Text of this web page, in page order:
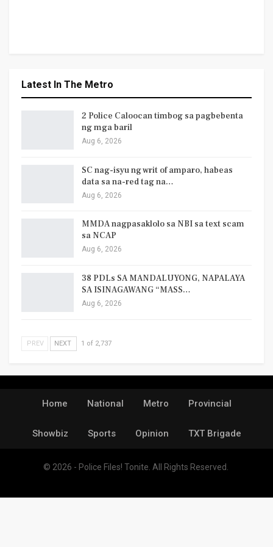
Latest In The Metro
2 Police Caloocan timbog sa pagbebenta
ng mga baril
Aug 6, 2026
SC nag-isyu ng writ of amparo, habeas
data sa na-red tag na…
Aug 6, 2026
MMDA nagpasaklolo sa NBI sa text scam
sa NCAP
Aug 6, 2026
38 PDLs SA MANDALUYONG, NAPALAYA
SA ISINAGAWANG “MASS…
Aug 6, 2026
PREV NEXT 1 of 2,737
Home National Metro Provincial
Showbiz Sports Opinion TXT Brigade
© 2026 - Police Files! Tonite. All Rights Reserved.